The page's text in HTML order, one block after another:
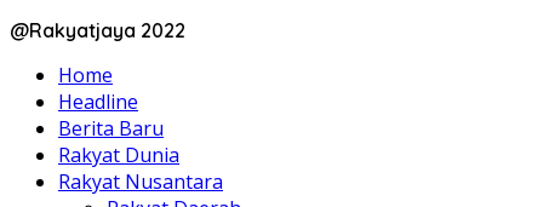
@Rakyatjaya 2022
Home
Headline
Berita Baru
Rakyat Dunia
Rakyat Nusantara